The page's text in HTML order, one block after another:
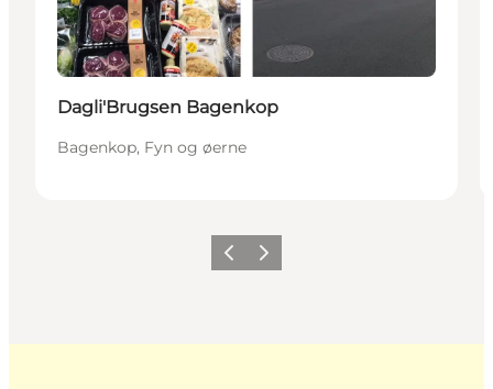
Dagli'Brugsen Bagenkop
Bagenkop, Fyn og øerne
ForrigeNæste